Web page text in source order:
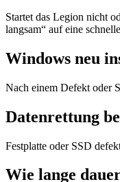
Startet das Legion nicht
langsam“ auf eine
Windows neu
Nach einem Defekt oder
Datenrettung
Festplatte oder SSD
Wie lange